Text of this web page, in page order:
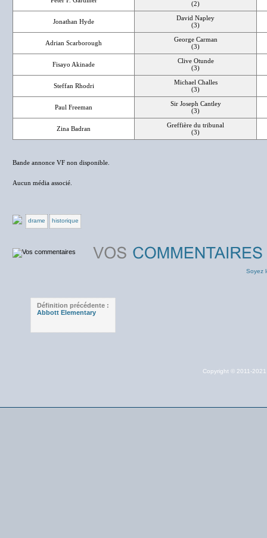
(2)
Jonathan Hyde
David Napley
(3)
Adrian Scarborough
George Carman
(3)
Fisayo Akinade
Clive Otunde
(3)
Steffan Rhodri
Michael Challes
(3)
Paul Freeman
Sir Joseph Cantley
(3)
Zina Badran
Greffière du tribunal
(3)
Bande annonce VF non disponible.
Aucun média associé.
drame historique
Soyez
Définition précédente :
Abbott Elementary
Copyright © 2011-